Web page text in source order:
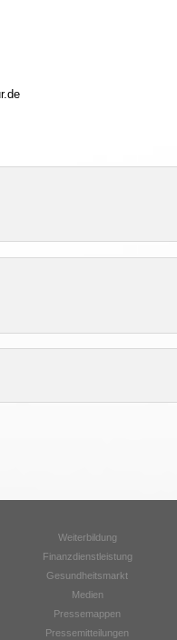
Weiterbildung
Finanzdienstleistung
Gesundheitsmarkt
Medien
Pressemappen
Pressemitteilungen